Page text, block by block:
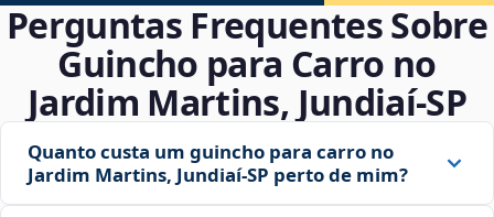
Perguntas Frequentes Sobre
Guincho para Carro no
Jardim Martins, Jundiaí‑SP
Quanto custa um guincho para carro no
Jardim Martins, Jundiaí‑SP perto de mim?